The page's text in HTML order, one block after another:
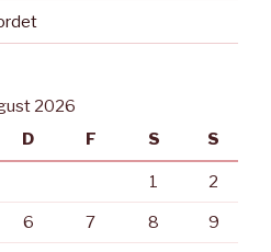
2026
D F S S
1 2
6 7 8 9